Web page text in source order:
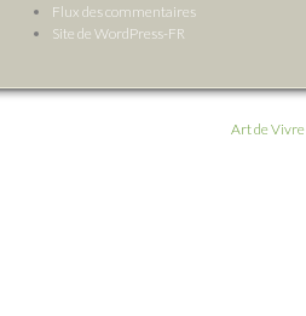
Flux des commentaires
Site de WordPress-FR
Art de Vivre